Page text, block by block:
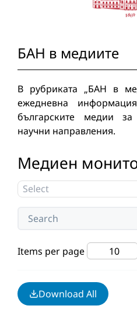
БАН в медиите
В рубриката „БАН в
ежедневна
българските медии
научни направления.
Медиен
Items per page
Download All